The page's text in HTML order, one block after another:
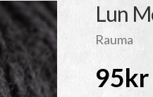
Lun
Rauma
95kr